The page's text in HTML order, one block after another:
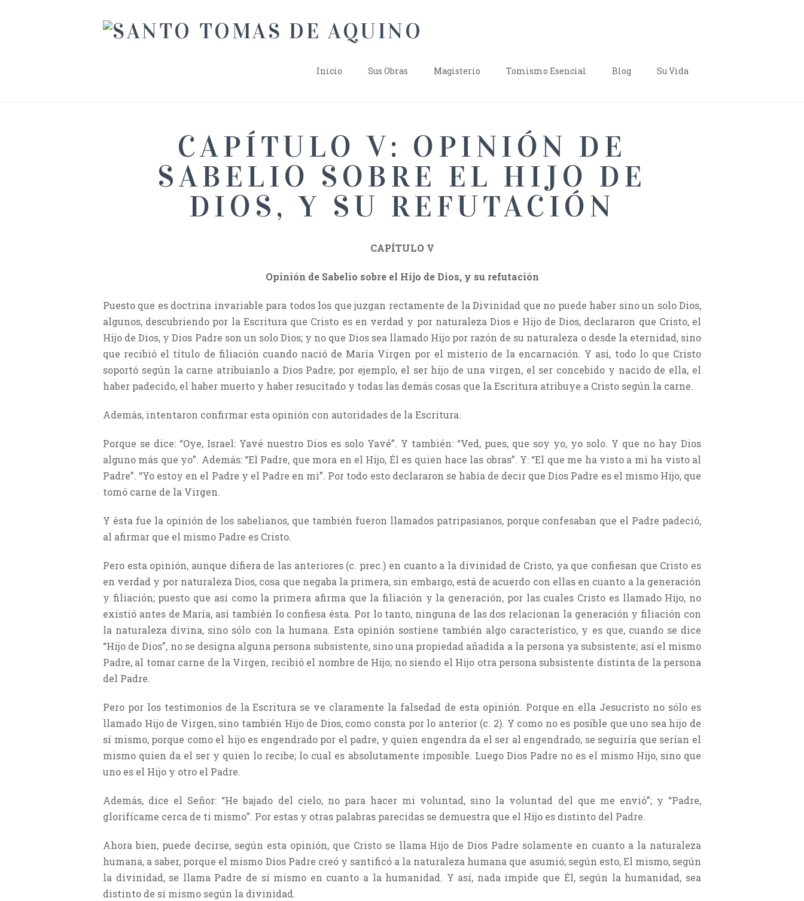
Inicio Sus Obras Magisterio Tomismo Esencial Blog Su Vida
CAPÍTULO V: OPINIÓN DE
SABELIO SOBRE EL HIJO DE
DIOS, Y SU REFUTACIÓN
CAPÍTULO V
Opinión de Sabelio sobre el Hijo de Dios, y su refutación
Puesto que es doctrina invariable para todos los que juzgan rectamente de la Divinidad que no puede haber sino un solo Dios,
algunos, descubriendo por la Escritura que Cristo es en verdad y por naturaleza Dios e Hijo de Dios, declararon que Cristo, el
Hijo de Dios, y Dios Padre son un solo Dios; y no que Dios sea llamado Hijo por razón de su naturaleza o desde la eternidad, sino
que recibió el título de filiación cuando nació de María Virgen por el misterio de la encarnación. Y así, todo lo que Cristo
soportó según la carne atribuíanlo a Dios Padre; por ejemplo, el ser hijo de una virgen, el ser concebido y nacido de ella, el
haber padecido, el haber muerto y haber resucitado y todas las demás cosas que la Escritura atribuye a Cristo según la carne.
Además, intentaron confirmar esta opinión con autoridades de la Escritura.
Porque se dice: “Oye, Israel: Yavé nuestro Dios es solo Yavé”. Y también: “Ved, pues, que soy yo, yo solo. Y que no hay Dios
alguno más que yo”. Además: “El Padre, que mora en el Hijo, Él es quien hace las obras”. Y: “El que me ha visto a mí ha visto al
Padre”. “Yo estoy en el Padre y el Padre en mi”. Por todo esto declararon se había de decir que Dios Padre es el mismo Hijo, que
tomó carne de la Virgen.
Y ésta fue la opinión de los sabelianos, que también fueron llamados patripasianos, porque confesaban que el Padre padeció,
al afirmar que el mismo Padre es Cristo.
Pero esta opinión, aunque difiera de las anteriores (c. prec.) en cuanto a la divinidad de Cristo, ya que confiesan que Cristo es
en verdad y por naturaleza Dios, cosa que negaba la primera, sin embargo, está de acuerdo con ellas en cuanto a la generación
y filiación; puesto que así como la primera afirma que la filiación y la generación, por las cuales Cristo es llamado Hijo, no
existió antes de María, así también lo confiesa ésta. Por lo tanto, ninguna de las dos relacionan la generación y filiación con
la naturaleza divina, sino sólo con la humana. Esta opinión sostiene también algo característico, y es que, cuando se dice
“Hijo de Dios”, no se designa alguna persona subsistente, sino una propiedad añadida a la persona ya subsistente; así el mismo
Padre, al tomar carne de la Virgen, recibió el nombre de Hijo; no siendo el Hijo otra persona subsistente distinta de la persona
del Padre.
Pero por los testimonios de la Escritura se ve claramente la falsedad de esta opinión. Porque en ella Jesucristo no sólo es
llamado Hijo de Virgen, sino también Hijo de Dios, como consta por lo anterior (c. 2). Y como no es posible que uno sea hijo de
sí mismo, porque como el hijo es engendrado por el padre, y quien engendra da el ser al engendrado, se seguiría que serían el
mismo quien da el ser y quien lo recibe; lo cual es absolutamente imposible. Luego Dios Padre no es el mismo Hijo, sino que
uno es el Hijo y otro el Padre.
Además, dice el Señor: “He bajado del cielo, no para hacer mi voluntad, sino la voluntad del que me envió”; y “Padre,
glorifícame cerca de ti mismo”. Por estas y otras palabras parecidas se demuestra que el Hijo es distinto del Padre.
Ahora bien, puede decirse, según esta opinión, que Cristo se llama Hijo de Dios Padre solamente en cuanto a la naturaleza
humana, a saber, porque el mismo Dios Padre creó y santificó a la naturaleza humana que asumió; según esto, El mismo, según
la divinidad, se llama Padre de sí mismo en cuanto a la humanidad. Y así, nada impide que Él, según la humanidad, sea
distinto de sí mismo según la divinidad.